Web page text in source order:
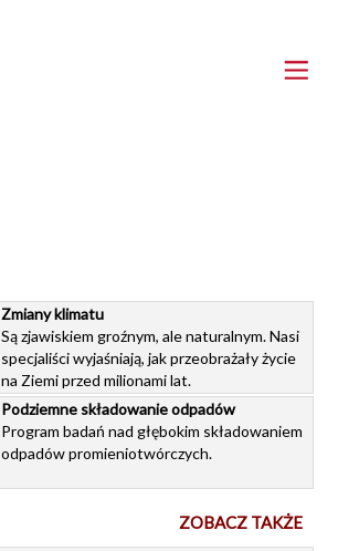
Zmiany klimatu
Są zjawiskiem groźnym, ale naturalnym. Nasi
specjaliści wyjaśniają, jak przeobrażały życie
na Ziemi przed milionami lat.
Podziemne składowanie odpadów
Program badań nad głębokim składowaniem
odpadów promieniotwórczych.
ZOBACZ TAKŻE